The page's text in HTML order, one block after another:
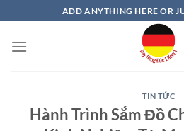
qua
nội
ADD ANYTHING HERE OR
TIN TỨC
Hành Trình Sắm Đồ